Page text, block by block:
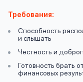
Требования:
Способность
и слышать
Честность и
Готовность брать
финансовых